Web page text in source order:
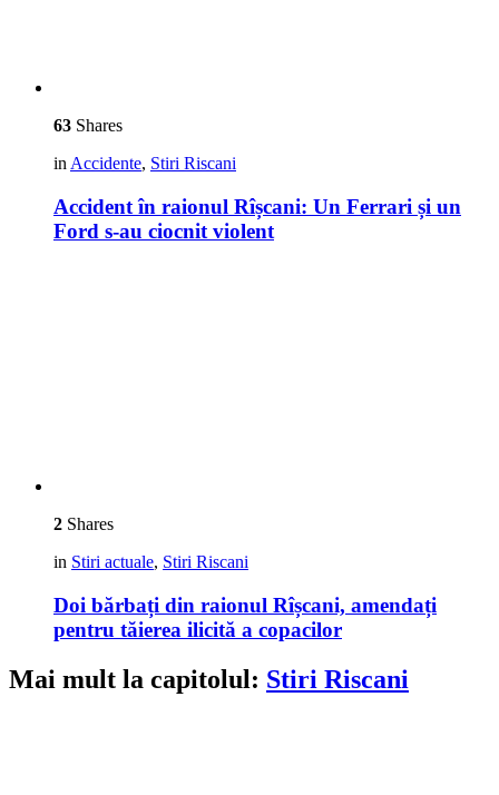
63 Shares
in Accidente, Stiri Riscani
Accident în raionul Rîșcani: Un Ferrari și un
Ford s-au ciocnit violent
2 Shares
in Stiri actuale, Stiri Riscani
Doi bărbați din raionul Rîșcani, amendați
pentru tăierea ilicită a copacilor
Mai mult la capitolul: Stiri Riscani